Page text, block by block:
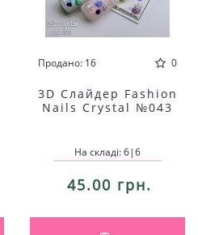
Продано: 16 0
3D Слайдер Fashion
Nails Crystal №043
На складі: 6|6
45.00 грн.